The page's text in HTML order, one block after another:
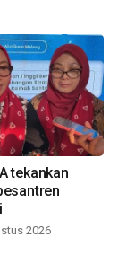
tekankan
2026